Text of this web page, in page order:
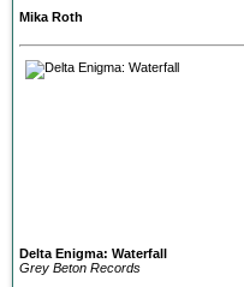
Mika Roth
Delta Enigma: Waterfall
Grey Beton Records